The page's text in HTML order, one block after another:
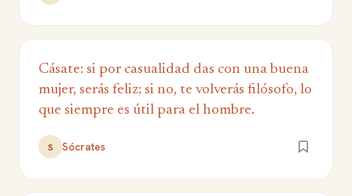
Cásate: si por casualidad das con una buena
mujer, serás feliz; si no, te volverás filósofo, lo
que siempre es útil para el hombre.
S Sócrates